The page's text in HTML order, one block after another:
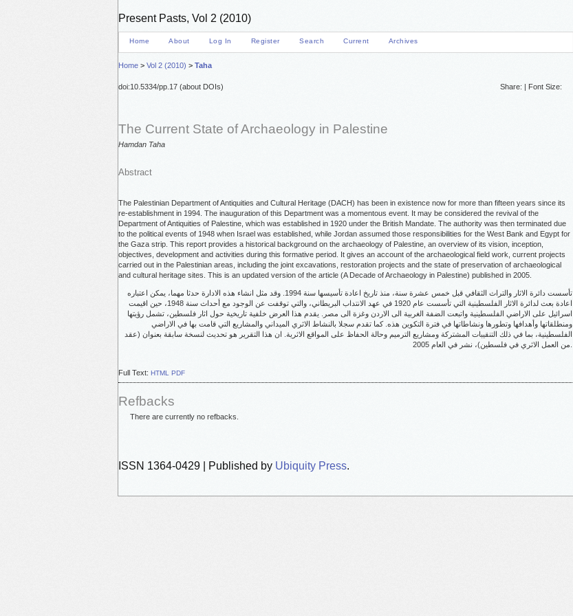
Present Pasts, Vol 2 (2010)
Home About Log In Register Search Current Archives
Home > Vol 2 (2010) > Taha
doi:10.5334/pp.17 (about DOIs) Share: Font Size:
The Current State of Archaeology in Palestine
Hamdan Taha
Abstract
The Palestinian Department of Antiquities and Cultural Heritage (DACH) has been in existence now for more than fifteen years since its
re-establishment in 1994. The inauguration of this Department was a momentous event. It may be considered the revival of the
Department of Antiquities of Palestine, which was established in 1920 under the British Mandate. The authority was then terminated due
to the political events of 1948 when Israel was established, while Jordan assumed those responsibilities for the West Bank and Egypt for
the Gaza strip. This report provides a historical background on the archaeology of Palestine, an overview of its vision, inception,
objectives, development and activities during this formative period. It gives an account of the archaeological field work, current projects
carried out in the Palestinian areas, including the joint excavations, restoration projects and the state of preservation of archaeological
and cultural heritage sites. This is an updated version of the article (A Decade of Archaeology in Palestine) published in 2005.
تأسست دائرة الاثار والتراث الثقافي قبل خمس عشرة سنة، منذ تاريخ اعادة تأسيسها سنة 1994. وقد مثل انشاء هذه الادارة حدثا مهما، يمكن اعتباره
اعادة بعث لدائرة الاثار الفلسطينية التي تأسست عام 1920 في عهد الانتداب البريطاني، والتي توقفت عن الوجود مع أحداث سنة 1948، حين اقيمت
اسرائيل على الاراضي الفلسطينية واتبعت الضفة الغربية الى الاردن وغزة الى مصر. يقدم هذا العرض خلفية تاريخية حول اثار فلسطين، تشمل رؤيتها
ومنطلقاتها وأهدافها وتطورها ونشاطاتها في فترة التكوين هذه. كما تقدم سجلا بالنشاط الاثري الميداني والمشاريع التي قامت بها في الاراضي
الفلسطينية، بما في ذلك التنقيبات المشتركة ومشاريع الترميم وحالة الحفاظ على المواقع الاثرية. ان هذا التقرير هو تحديث لنسخة سابقة بعنوان (عقد
Full Text: HTML PDF
Refbacks
There are currently no refbacks.
ISSN 1364-0429 | Published by Ubiquity Press.